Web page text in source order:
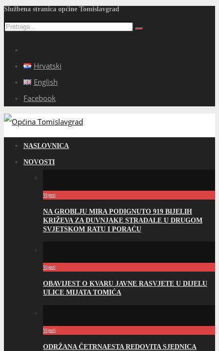
Službena stranica općine Tomislavgrad
Hrvatski
English
Facebook
NASLOVNICA
NOVOSTI
Vijesti
NA GROBLJU MIRA PODIGNUTO 919 BIJELIH
KRIŽEVA ZA DUVNJAKE STRADALE U DRUGOM
SVJETSKOM RATU I PORAĆU
Vijesti
OBAVIJEST O KVARU JAVNE RASVJETE U DIJELU
ULICE MIJATA TOMIĆA
Vijesti
ODRŽANA ČETRNAESTA REDOVITA SJEDNICA